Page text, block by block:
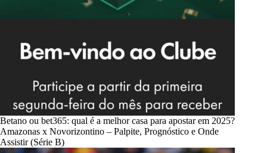
Betano ou bet365: qual é a melhor casa para apostar em 2025?
Amazonas x Novorizontino – Palpite, Prognóstico e Onde
Assistir (Série B)